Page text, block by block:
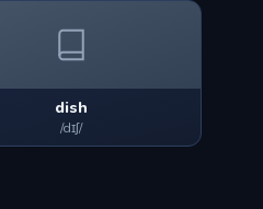
dish
/dɪʃ/